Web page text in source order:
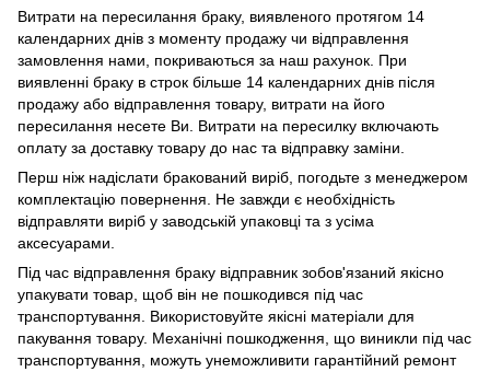
Витрати на пересилання браку, виявленого протягом 14
календарних днів з моменту продажу чи відправлення
замовлення нами, покриваються за наш рахунок. При
виявленні браку в строк більше 14 календарних днів після
продажу або відправлення товару, витрати на його
пересилання несете Ви. Витрати на пересилку включають
оплату за доставку товару до нас та відправку заміни.
Перш ніж надіслати бракований виріб, погодьте з менеджером
комплектацію повернення. Не завжди є необхідність
відправляти виріб у заводській упаковці та з усіма
аксесуарами.
Під час відправлення браку відправник зобов'язаний якісно
упакувати товар, щоб він не пошкодився під час
транспортування. Використовуйте якісні матеріали для
пакування товару. Механічні пошкодження, що виникли під час
транспортування, можуть унеможливити гарантійний ремонт